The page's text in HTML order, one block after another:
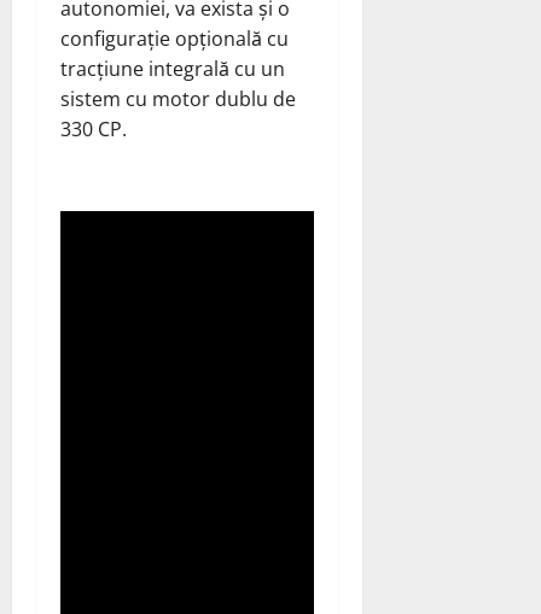
autonomiei, va exista și o
configurație opțională cu
tracțiune integrală cu un
sistem cu motor dublu de
330 CP.